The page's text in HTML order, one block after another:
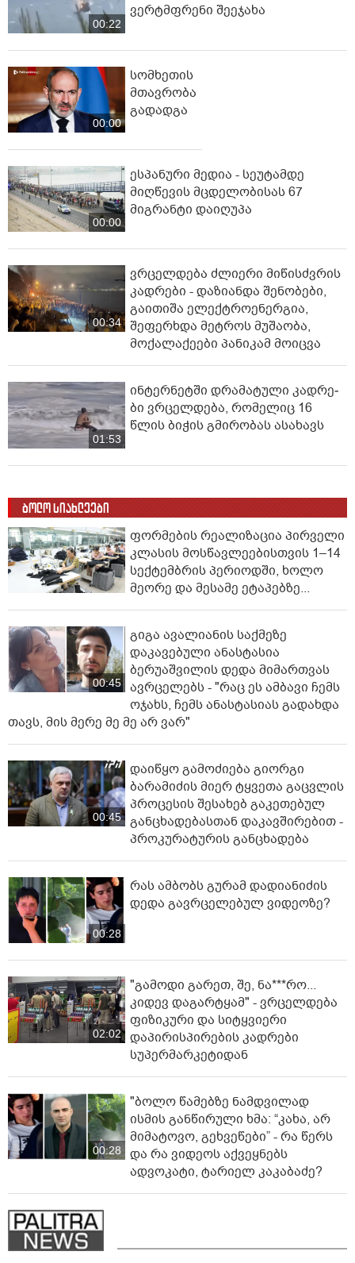
00:22
ვერტმფრენი შეეჯახა
00:00
სომხეთის
მთავრობა
გადადგა
00:00
ესპანური მედია - სეუტამდე
მიღწევის მცდელობისას 67
მიგრანტი დაიღუპა
00:34
ვრცელდება ძლიერი მიწისძვრის
კადრები - დაზიანდა შენობები,
გაითიშა ელექტროენერგია,
შეფერხდა მეტროს მუშაობა,
მოქალაქეები პანიკამ მოიცვა
01:53
ინ­ტერ­ნეტ­ში დრა­მა­ტუ­ლი კად­რე­
ბი ვრცელდება, რომელიც 16
წლის ბიჭის გმირობას ასახავს
ბოლო სიახლეები
ფორმების რეალიზაცია პირველი
კლასის მოსწავლეებისთვის 1–14
სექტემბრის პერიოდში, ხოლო
მეორე და მესამე ეტაპებზე...
00:45
გიგა ავალიანის საქმეზე
დაკავებული ანასტასია
ბერუაშვილის დედა მიმართვას
ავრცელებს - "რაც ეს ამბავი ჩემს
ოჯახს, ჩემს ანასტასიას გადახდა
თავს, მის მერე მე მე არ ვარ"
00:45
დაიწყო გამოძიება გიორგი
ბარამიძის მიერ ტყვეთა გაცვლის
პროცესის შესახებ გაკეთებულ
განცხადებასთან დაკავშირებით -
პროკურატურის განცხადება
00:28
რას ამბობს გურამ დადიანიძის
დედა გავრცელებულ ვიდეოზე?
02:02
"გამოდი გარეთ, შე, ნა***რო...
კიდევ დაგარტყამ" - ვრცელდება
ფიზიკური და სიტყვიერი
დაპირისპირების კადრები
სუპერმარკეტიდან
00:28
"ბოლო წამებზე ნამდვილად
ისმის განწირული ხმა: “კახა, არ
მიმატოვო, გეხვეწები” - რა წერს
და რა ვიდეოს აქვეყნებს
ადვოკატი, ტარიელ კაკაბაძე?